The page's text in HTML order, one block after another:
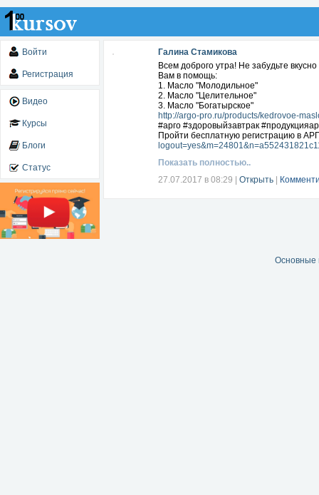
Войти
Регистрация
Видео
Курсы
Блоги
Статус
Галина Стамикова
Всем доброго утра! Не забудьте
Вам в помощь:
1. Масло "Молодильное"
2. Масло "Целительное"
3. Масло "Богатырское"
http://argo-pro.ru/products/kedrovoe-
#арго #здоровыйзавтрак
Пройти бесплатную регистрацию в
Показать полностью..
27.07.2017 в 08:29
Открыть
Основные